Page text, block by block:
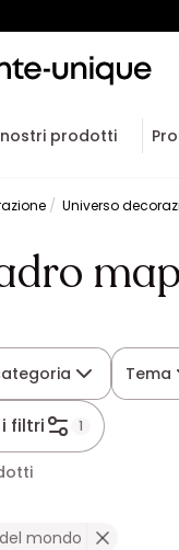
prodotti
Universo
Tema
filtri 1
mondo